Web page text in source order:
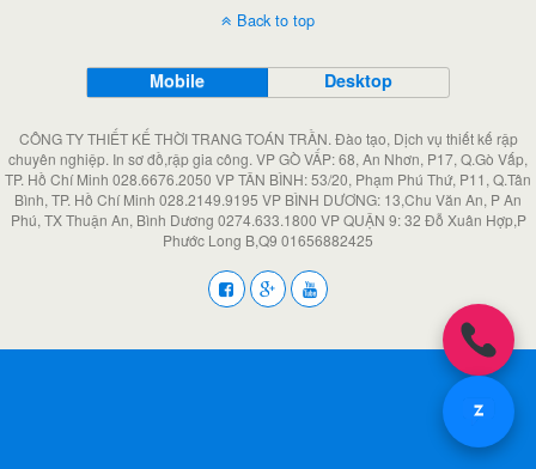
Back to top
Mobile Desktop
CÔNG TY THIẾT KẾ THỜI TRANG TOÁN TRẦN. Đào tạo, Dịch vụ thiết kế rập
chuyên nghiệp. In sơ đồ,rập gia công. VP GÒ VẤP: 68, An Nhơn, P17, Q.Gò Vấp,
TP. Hồ Chí Minh 028.6676.2050 VP TÂN BÌNH: 53/20, Phạm Phú Thứ, P11, Q.Tân
Bình, TP. Hồ Chí Minh 028.2149.9195 VP BÌNH DƯƠNG: 13,Chu Văn An, P An
Phú, TX Thuận An, Bình Dương 0274.633.1800 VP QUẬN 9: 32 Đỗ Xuân Hợp,P
Phước Long B,Q9 01656882425